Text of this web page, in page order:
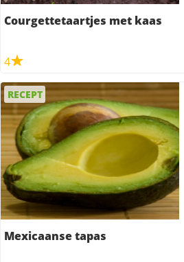
Courgettetaartjes met kaas
4
RECEPT
Mexicaanse tapas